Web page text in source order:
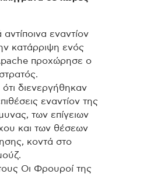
αντίποινα εναντίον
κατάρριψη ενός
προχώρησε ο
διενεργήθηκαν
εναντίον της
των επίγειων
και των θέσεων
κοντά στο
Οι Φρουροί της